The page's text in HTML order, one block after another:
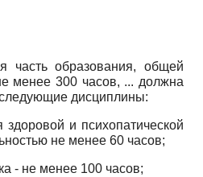
образования, общей
менее 300 часов, ... должна
дисциплины:
и психопатической
не менее 60 часов;
- не менее 100 часов;